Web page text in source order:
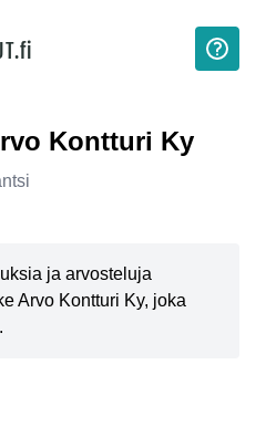
Kontturi Ky
ja arvosteluja
Arvo Kontturi Ky, joka